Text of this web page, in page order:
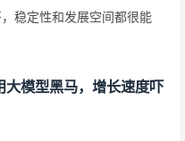
稳定性和发展空间都很能
模型黑马，增长速度吓